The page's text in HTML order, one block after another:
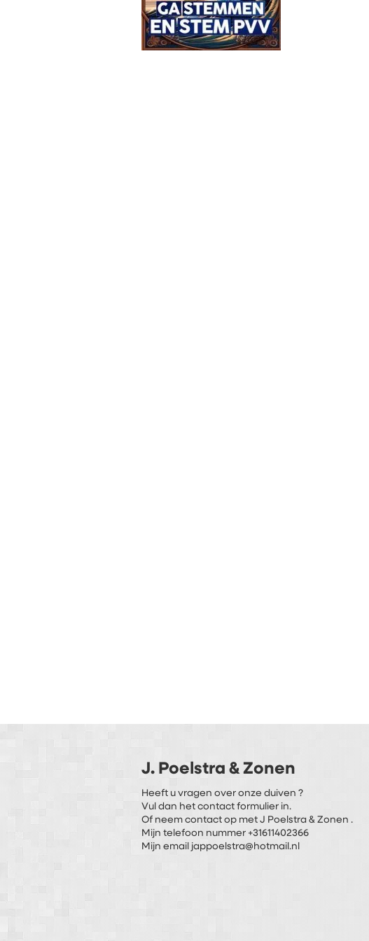
J. Poelstra & Zonen
Heeft u vragen over onze duiven ?
Vul dan het contact formulier in.
Of neem contact op met J Poelstra & Zonen .
Mijn telefoon nummer +31611402366
Mijn email jappoelstra@hotmail.nl